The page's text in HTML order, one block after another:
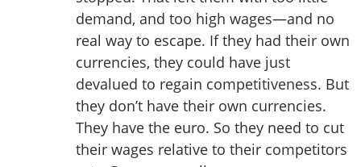
demand, and too high wages—and no
real way to escape. If they had their own
currencies, they could have just
devalued to regain competitiveness. But
they don’t have their own currencies.
They have the euro. So they need to cut
their wages relative to their competitors